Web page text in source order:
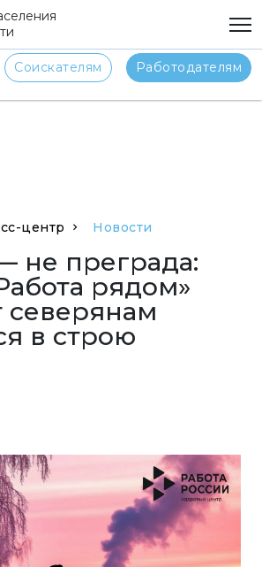
Соискателям Работодателям
центр Новости
не преграда:
рядом»
северянам
в строю